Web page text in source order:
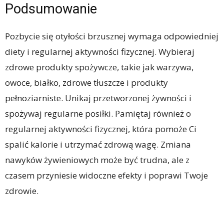
Podsumowanie
Pozbycie się otyłości brzusznej wymaga odpowiedniej
diety i regularnej aktywności fizycznej. Wybieraj
zdrowe produkty spożywcze, takie jak warzywa,
owoce, białko, zdrowe tłuszcze i produkty
pełnoziarniste. Unikaj przetworzonej żywności i
spożywaj regularne posiłki. Pamiętaj również o
regularnej aktywności fizycznej, która pomoże Ci
spalić kalorie i utrzymać zdrową wagę. Zmiana
nawyków żywieniowych może być trudna, ale z
czasem przyniesie widoczne efekty i poprawi Twoje
zdrowie.